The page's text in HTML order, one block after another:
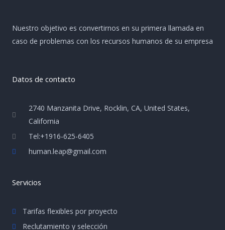
Nuestro objetivo es convertirnos en su primera llamada en
caso de problemas con los recursos humanos de su empresa
Datos de contacto
2740 Manzanita Drive, Rocklin, CA, United States,
California
Tel:+1916-625-6405
human.leap@gmail.com
Servicios
Tarifas flexibles por proyecto
Reclutamiento y selección